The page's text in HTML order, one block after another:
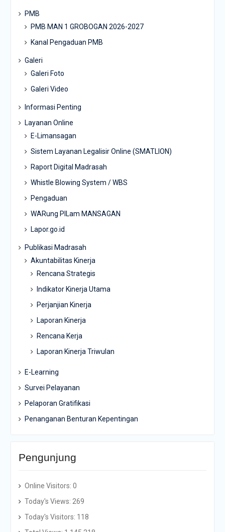
PMB
PMB MAN 1 GROBOGAN 2026-2027
Kanal Pengaduan PMB
Galeri
Galeri Foto
Galeri Video
Informasi Penting
Layanan Online
E-Limansagan
Sistem Layanan Legalisir Online (SMATLION)
Raport Digital Madrasah
Whistle Blowing System / WBS
Pengaduan
WARung PILam MANSAGAN
Lapor.go.id
Publikasi Madrasah
Akuntabilitas Kinerja
Rencana Strategis
Indikator Kinerja Utama
Perjanjian Kinerja
Laporan Kinerja
Rencana Kerja
Laporan Kinerja Triwulan
E-Learning
Survei Pelayanan
Pelaporan Gratifikasi
Penanganan Benturan Kepentingan
Pengunjung
Online Visitors: 0
Today's Views: 269
Today's Visitors: 118